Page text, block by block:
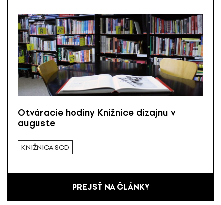
Otváracie hodiny Knižnice dizajnu v
auguste
KNIŽNICA SCD
PREJSŤ NA ČLÁNKY